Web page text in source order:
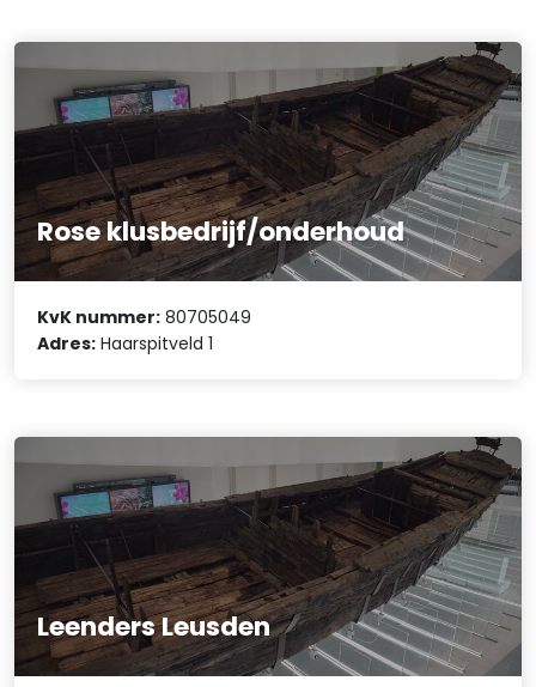
Rose klusbedrijf/onderhoud
KvK nummer: 80705049
Adres: Haarspitveld 1
Leenders Leusden